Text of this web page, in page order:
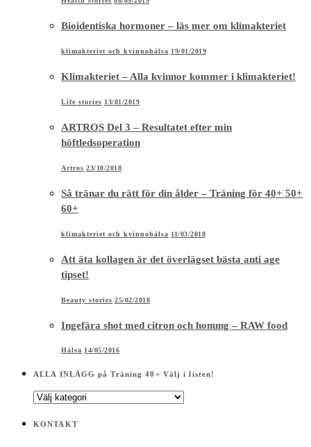
Bioidentiska hormoner – läs mer om klimakteriet
klimakteriet och kvinnohälsa 19/01/2019
Klimakteriet – Alla kvinnor kommer i klimakteriet!
Life stories 13/01/2019
ARTROS Del 3 – Resultatet efter min
höftledsoperation
Artros 23/10/2018
Så tränar du rätt för din ålder – Träning för 40+ 50+
60+
klimakteriet och kvinnohälsa 11/03/2018
Att äta kollagen är det överlägset bästa anti age
tipset!
Beauty stories 25/02/2018
Ingefära shot med citron och honung – RAW food
Hälsa 14/05/2016
ALLA INLÄGG på Träning 40+ Välj i listen!
ALLA
på
KONTAKT